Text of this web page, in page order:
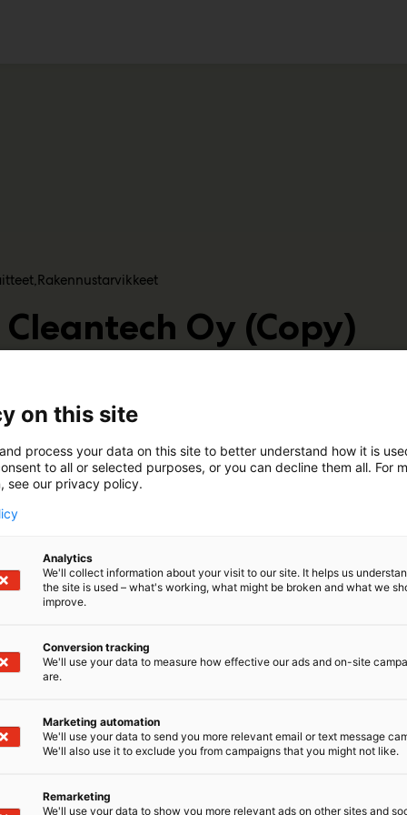
Rakennustarvikkeet
Cleantech Oy (Copy)
Oy (Dust Control Systems) on teollisuuden
sähköistyksen ratkaisutoimittaja. Toimitamme
ilmanpuhdistimet, puhaltimet, sähkökattilat
krematoriolaitteistot. Meiltä saat myös kattavat
on this site
process your data on this site to better understand how it is
to all or selected purposes, or you can decline them all. For
see our privacy policy.
Analytics
We'll collect information about your visit to our site. It helps us
the site is used – what's working, what might be broken and what we
improve.
Conversion tracking
We'll use your data to measure how effective our ads and on-site
are.
Marketing automation
We'll use your data to send you more relevant email or text message
We'll also use it to exclude you from campaigns that you might not like.
Remarketing
We'll use your data to show you more relevant ads on other sites and